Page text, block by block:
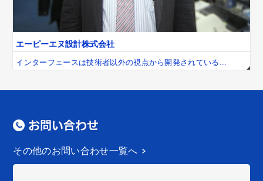
エーピーエヌ設計株式会社
インターフェースは技術者以外の視点から開発されている...
その他のお問い合わせ一覧へ